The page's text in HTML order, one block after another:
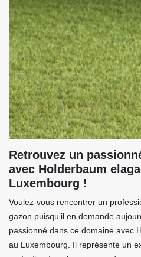
Retrouvez un
avec Holderbaum
Luxembourg !
Voulez-vous rencontrer un
gazon puisqu’il en demande
passionné dans ce domaine avec
au Luxembourg. Il représente un